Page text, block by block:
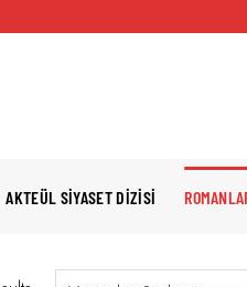
AKTEÜL SIYASET DIZISI